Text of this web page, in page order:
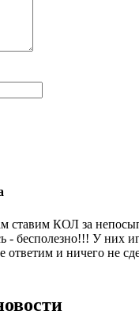
ставим КОЛ за
бесполезно!!! У них
и ничего не